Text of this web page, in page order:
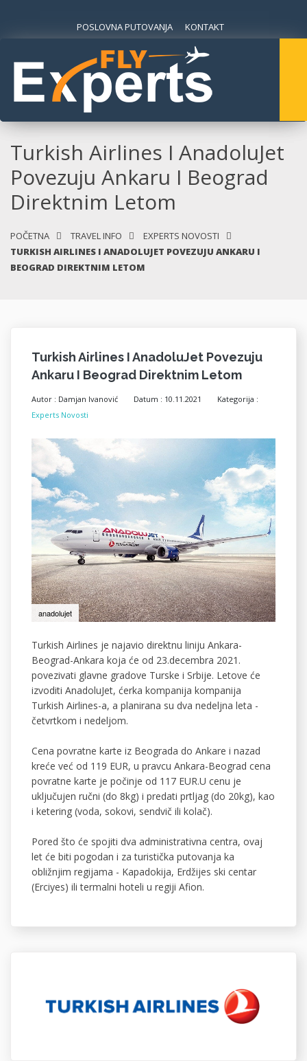
POSLOVNA PUTOVANJA KONTAKT
Turkish Airlines I AnadoluJet
Povezuju Ankaru I Beograd
Direktnim Letom
POČETNA TRAVEL INFO
EXPERTS NOVOSTI
TURKISH AIRLINES I ANADOLUJET POVEZUJU ANKARU I
BEOGRAD DIREKTNIM LETOM
Turkish Airlines I AnadoluJet Povezuju
Ankaru I Beograd Direktnim Letom
Autor : Damjan Ivanović Datum : 10.11.2021
Kategorija :
Experts Novosti
anadolujet
Turkish Airlines je najavio direktnu liniju Ankara-
Beograd-Ankara koja će od 23.decembra 2021.
povezivati glavne gradove Turske i Srbije. Letove će
izvoditi AnadoluJet, ćerka kompanija kompanija
Turkish Airlines-a, a planirana su dva nedeljna leta -
četvrtkom i nedeljom.
Cena povratne karte iz Beograda do Ankare i nazad
kreće već od 119 EUR, u pravcu Ankara-Beograd cena
povratne karte je počinje od 117 EUR.U cenu je
uključujen ručni (do 8kg) i predati prtljag (do 20kg), kao
i ketering (voda, sokovi, sendvič ili kolač).
Pored što će spojiti dva administrativna centra, ovaj
let će biti pogodan i za turistička putovanja ka
obližnjim regijama - Kapadokija, Erdžijes ski centar
(Erciyes) ili termalni hoteli u regiji Afion.